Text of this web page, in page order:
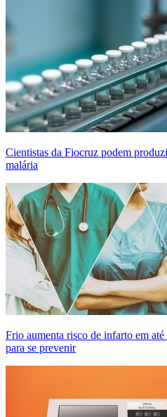
Cientistas da Fiocruz podem
malária
Frio aumenta risco de infarto em
para se prevenir